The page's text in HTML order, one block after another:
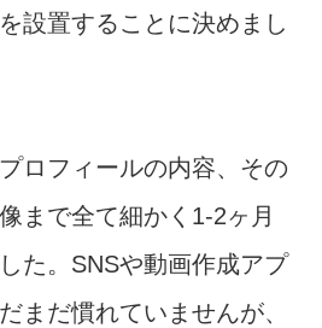
設置することに決めまし
ロフィールの内容、その
まで全て細かく1-2ヶ月
た。SNSや動画作成アプ
まだ慣れていませんが、